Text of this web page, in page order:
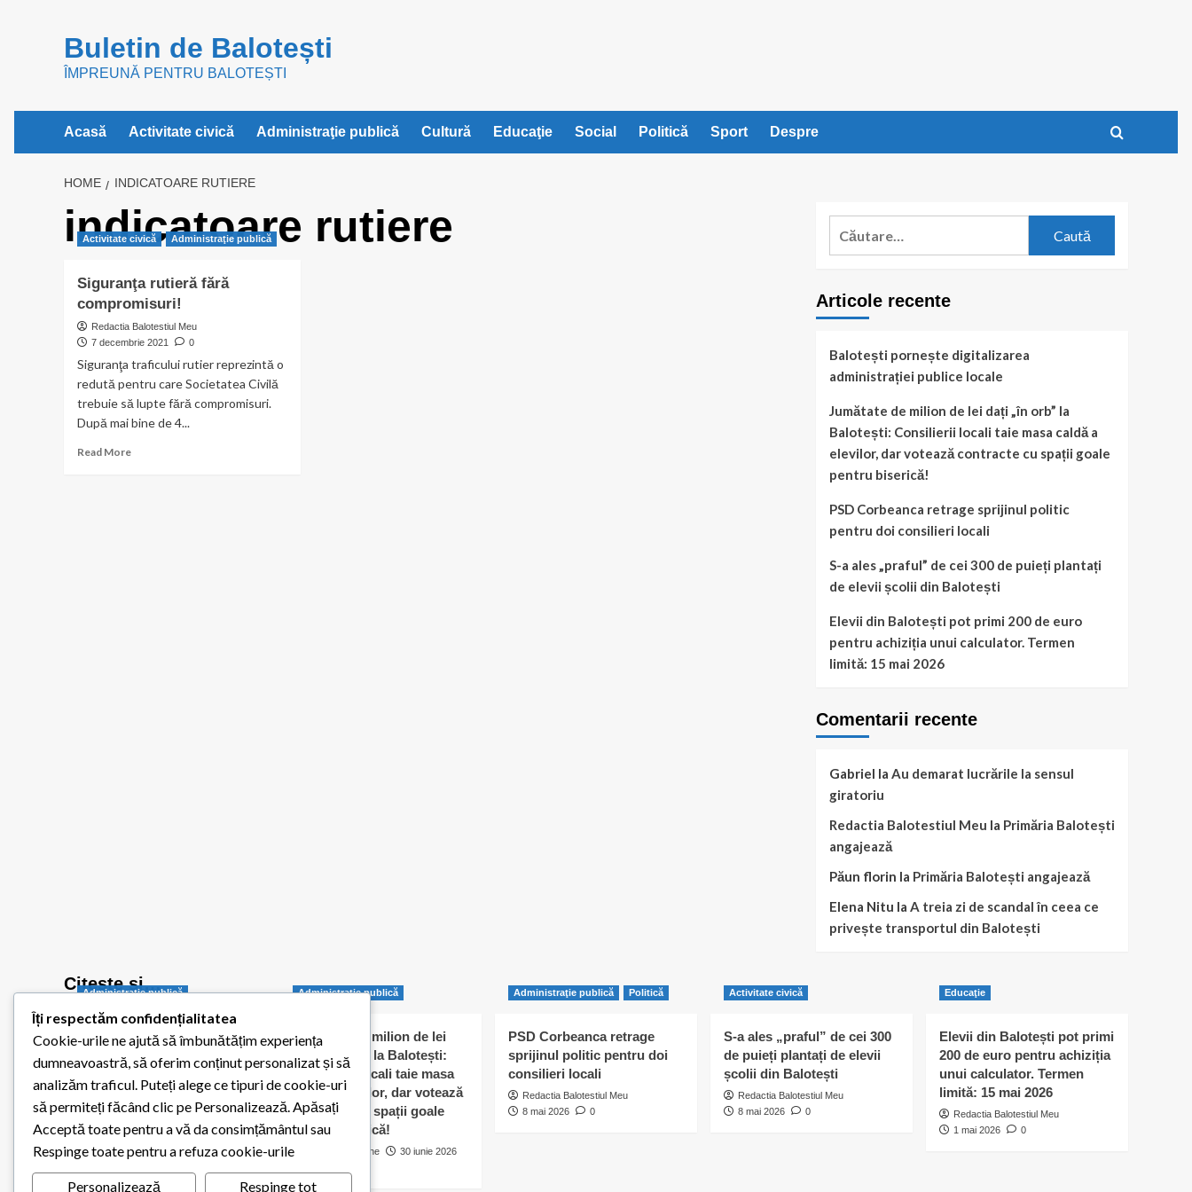
Buletin de Balotești
ÎMPREUNĂ PENTRU BALOTEȘTI
Acasă Activitate civică Administraţie publică Cultură Educaţie Social Politică Sport Despre
HOME INDICATOARE RUTIERE
indicatoare rutiere
Activitate civică Administraţie publică
Siguranţa rutieră fără
compromisuri!
Redactia Balotestiul Meu
7 decembrie 2021
0
Siguranţa traficului rutier reprezintă o
redută pentru care Societatea Civilă
trebuie să lupte fără compromisuri.
După mai bine de 4...
Read MoreRead
Caută
Articole recente
Balotești pornește digitalizarea
administrației publice locale
Jumătate de milion de lei dați „în orb” la
Balotești: Consilierii locali taie masa caldă a
elevilor, dar votează contracte cu spații goale
pentru biserică!
PSD Corbeanca retrage sprijinul politic
pentru doi consilieri locali
S-a ales „praful” de cei 300 de puieți plantați
de elevii școlii din Balotești
Elevii din Balotești pot primi 200 de euro
pentru achiziția unui calculator. Termen
limită: 15 mai 2026
Comentarii recente
Gabriel la Au demarat lucrările la sensul
giratoriu
Redactia Balotestiul Meu la Primăria Balotești
angajează
Păun florin la Primăria Balotești angajează
Elena Nitu la A treia zi de scandal în ceea ce
privește transportul din Balotești
Citește și…
Administraţie publică
Balotești pornește
digitalizarea administrației
publice locale
Redactia Balotestiul Meu
26 iulie 2026
0
Administraţie publică
Jumătate de milion de lei
dați „în orb” la Balotești:
Consilierii locali taie masa
caldă a elevilor, dar votează
contracte cu spații goale
pentru biserică!
Cosmin Matache
30 iunie 2026
Administraţie publică Politică
PSD Corbeanca retrage
sprijinul politic pentru doi
consilieri locali
Redactia Balotestiul Meu
8 mai 2026
0
Activitate civică
S-a ales „praful” de cei 300
de puieți plantați de elevii
școlii din Balotești
Redactia Balotestiul Meu
8 mai 2026
0
Educaţie
Elevii din Balotești pot primi
200 de euro pentru achiziția
unui calculator. Termen
limită: 15 mai 2026
Redactia Balotestiul Meu
1 mai 2026
0
Îți respectăm confidențialitatea
Cookie-urile ne ajută să îmbunătățim experiența
dumneavoastră, să oferim conținut personalizat și să
analizăm traficul. Puteți alege ce tipuri de cookie-uri
să permiteți făcând clic pe Personalizează. Apăsați
Acceptă toate pentru a vă da consimțământul sau
Respinge toate pentru a refuza cookie-urile
Personalizează Respinge tot